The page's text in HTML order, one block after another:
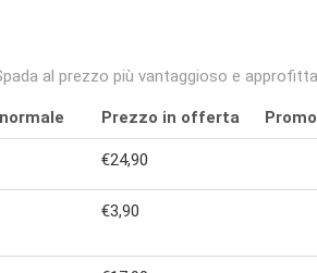
al prezzo più vantaggioso e
Prezzo in offerta
€24,90
€3,90